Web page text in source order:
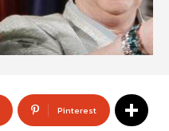
Pinterest